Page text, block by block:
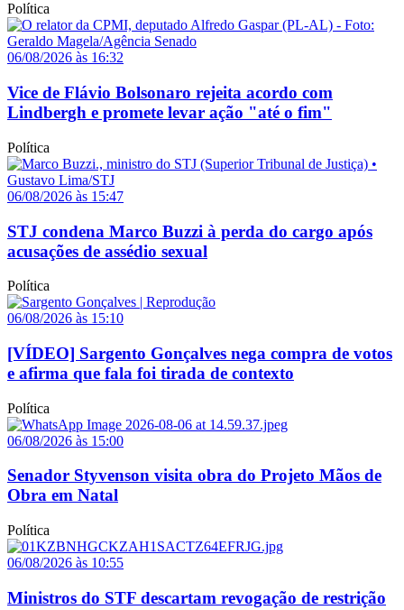
Política
06/08/2026 às 16:32
Vice de Flávio Bolsonaro rejeita acordo com
Lindbergh e promete levar ação "até o fim"
Política
06/08/2026 às 15:47
STJ condena Marco Buzzi à perda do cargo após
acusações de assédio sexual
Política
06/08/2026 às 15:10
[VÍDEO] Sargento Gonçalves nega compra de votos
e afirma que fala foi tirada de contexto
Política
06/08/2026 às 15:00
Senador Styvenson visita obra do Projeto Mãos de
Obra em Natal
Política
06/08/2026 às 10:55
Ministros do STF descartam revogação de restrição